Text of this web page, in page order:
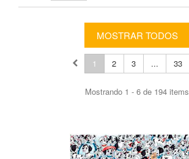
MOSTRAR TODOS
1 2 3 ... 33
Mostrando 1 - 6 de 194 items